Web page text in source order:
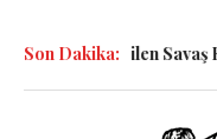
Son Dakika:
Katledilen Savaş